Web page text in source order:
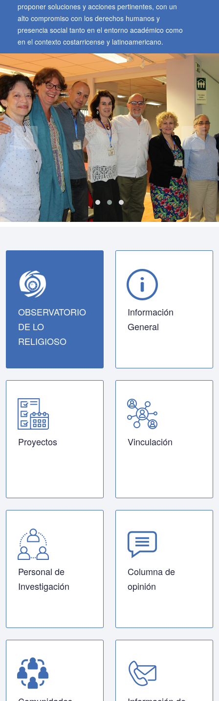
proponer soluciones y acciones pertinentes, con un
alto compromiso con los derechos humanos y
presencia social tanto en el entorno académico como
en el contexto costarricense y latinoamericano.
OBSERVATORIO
DE LO
RELIGIOSO
Información
General
Proyectos Vinculación
Personal de
Investigación
Columna de
opinión